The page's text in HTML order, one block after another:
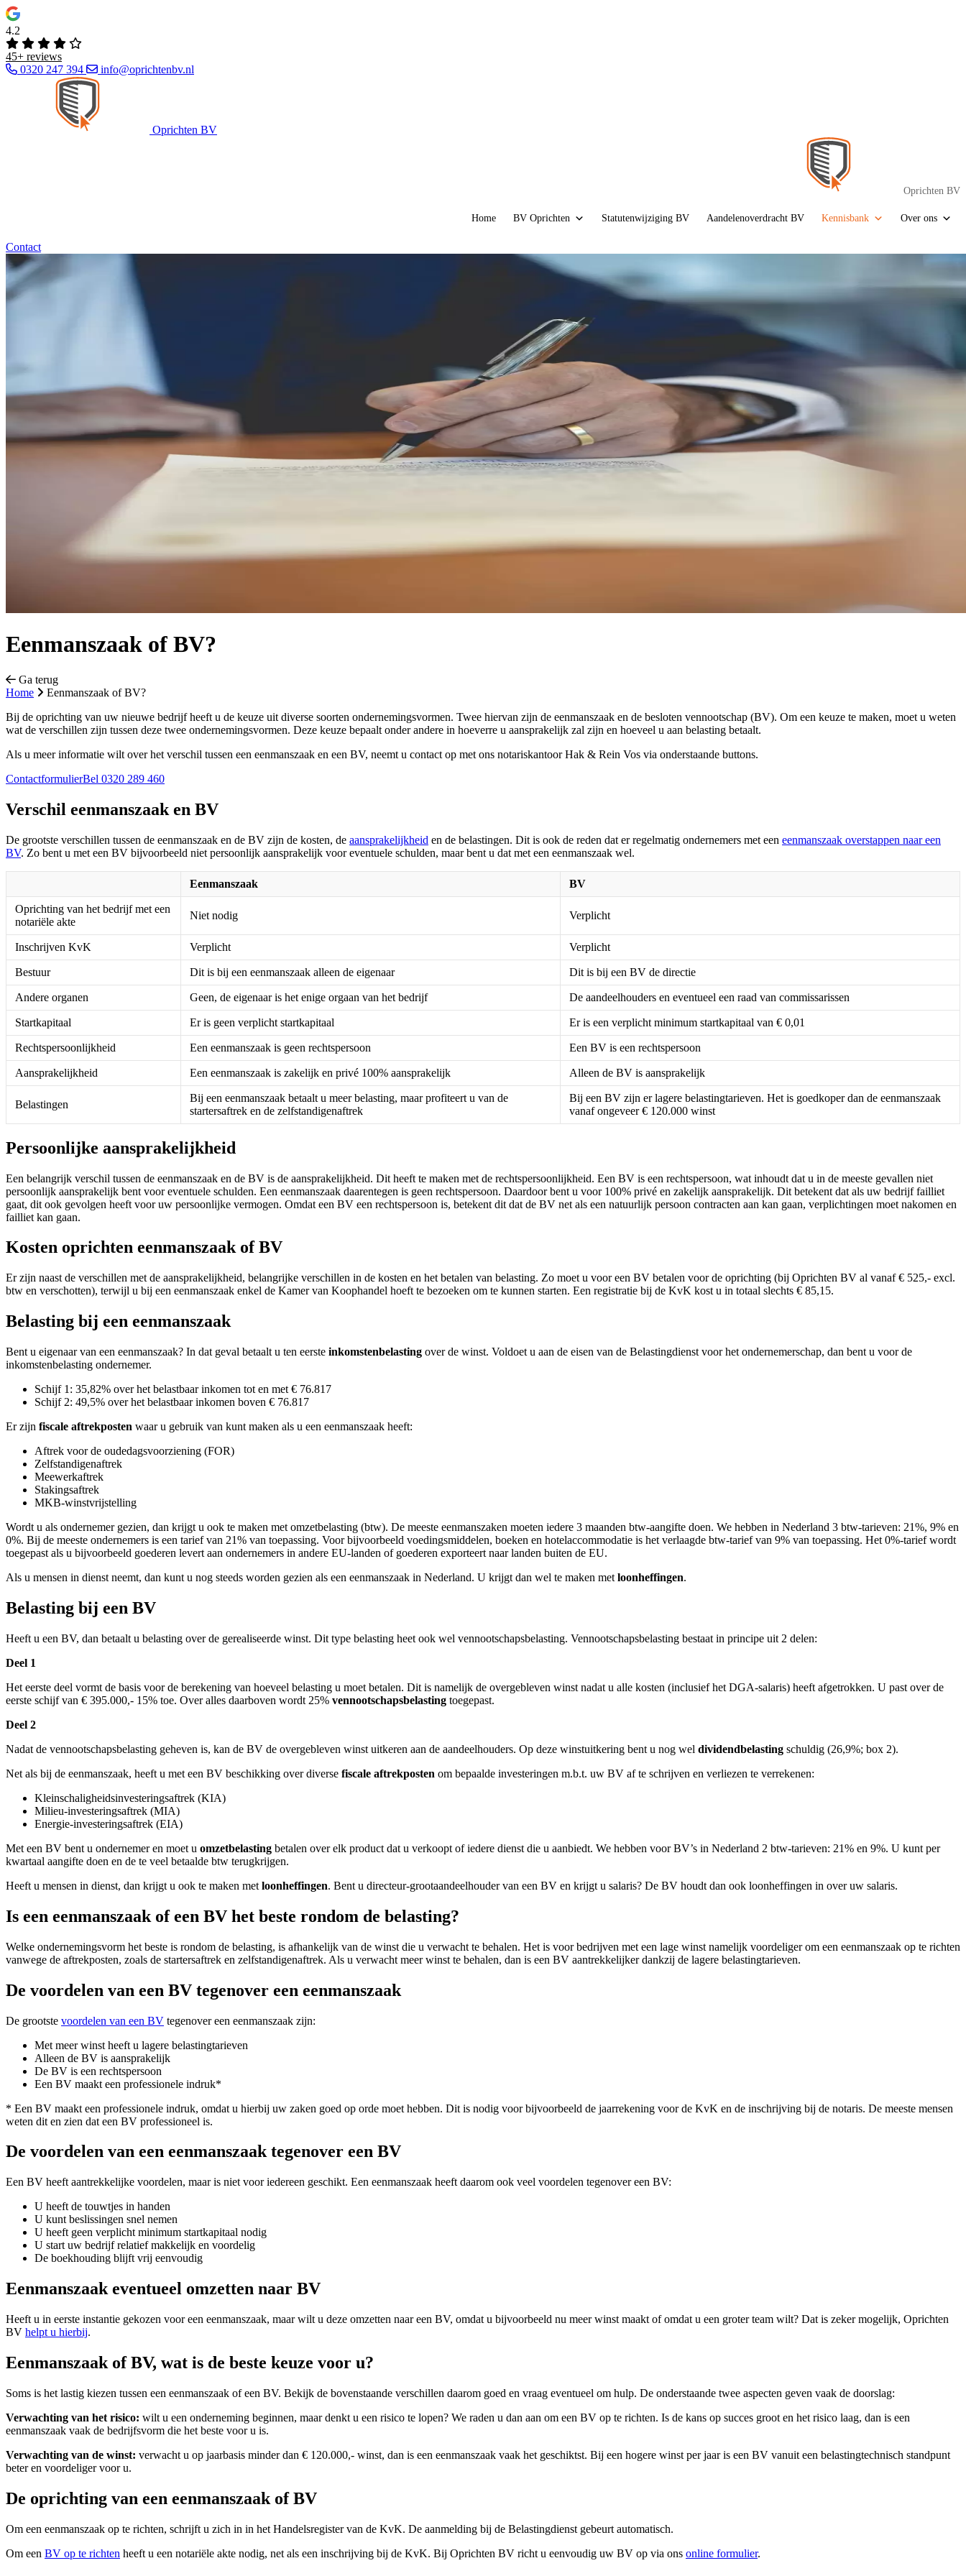
4.2
45+ reviews
0320 247 394
info@oprichtenbv.nl
Oprichten BV
Oprichten BV
Home BV Oprichten Statutenwijziging BV Aandelenoverdracht BV Kennisbank Over ons
Contact
Eenmanszaak of BV?
Ga terug
Home
Eenmanszaak of BV?
Bij de oprichting van uw nieuwe bedrijf heeft u de keuze uit diverse soorten ondernemingsvormen. Twee hiervan zijn de eenmanszaak en de besloten vennootschap (BV). Om een keuze te maken, moet u weten
wat de verschillen zijn tussen deze twee ondernemingsvormen. Deze keuze bepaalt onder andere in hoeverre u aansprakelijk zal zijn en hoeveel u aan belasting betaalt.
Als u meer informatie wilt over het verschil tussen een eenmanszaak en een BV, neemt u contact op met ons notariskantoor Hak & Rein Vos via onderstaande buttons.
ContactformulierBel 0320 289 460
Verschil eenmanszaak en BV
De grootste verschillen tussen de eenmanszaak en de BV zijn de kosten, de aansprakelijkheid en de belastingen. Dit is ook de reden dat er regelmatig ondernemers met een eenmanszaak overstappen naar een
BV. Zo bent u met een BV bijvoorbeeld niet persoonlijk aansprakelijk voor eventuele schulden, maar bent u dat met een eenmanszaak wel.
Eenmanszaak BV
Oprichting van het bedrijf met een
notariële akte
Niet nodig Verplicht
Inschrijven KvK Verplicht Verplicht
Bestuur Dit is bij een eenmanszaak alleen de eigenaar Dit is bij een BV de directie
Andere organen Geen, de eigenaar is het enige orgaan van het bedrijf De aandeelhouders en eventueel een raad van commissarissen
Startkapitaal Er is geen verplicht startkapitaal Er is een verplicht minimum startkapitaal van € 0,01
Rechtspersoonlijkheid Een eenmanszaak is geen rechtspersoon Een BV is een rechtspersoon
Aansprakelijkheid Een eenmanszaak is zakelijk en privé 100% aansprakelijk Alleen de BV is aansprakelijk
Belastingen
Bij een eenmanszaak betaalt u meer belasting, maar profiteert u van de
startersaftrek en de zelfstandigenaftrek
Bij een BV zijn er lagere belastingtarieven. Het is goedkoper dan de eenmanszaak
vanaf ongeveer € 120.000 winst
Persoonlijke aansprakelijkheid
Een belangrijk verschil tussen de eenmanszaak en de BV is de aansprakelijkheid. Dit heeft te maken met de rechtspersoonlijkheid. Een BV is een rechtspersoon, wat inhoudt dat u in de meeste gevallen niet
persoonlijk aansprakelijk bent voor eventuele schulden. Een eenmanszaak daarentegen is geen rechtspersoon. Daardoor bent u voor 100% privé en zakelijk aansprakelijk. Dit betekent dat als uw bedrijf failliet
gaat, dit ook gevolgen heeft voor uw persoonlijke vermogen. Omdat een BV een rechtspersoon is, betekent dit dat de BV net als een natuurlijk persoon contracten aan kan gaan, verplichtingen moet nakomen en
failliet kan gaan.
Kosten oprichten eenmanszaak of BV
Er zijn naast de verschillen met de aansprakelijkheid, belangrijke verschillen in de kosten en het betalen van belasting. Zo moet u voor een BV betalen voor de oprichting (bij Oprichten BV al vanaf € 525,- excl.
btw en verschotten), terwijl u bij een eenmanszaak enkel de Kamer van Koophandel hoeft te bezoeken om te kunnen starten. Een registratie bij de KvK kost u in totaal slechts € 85,15.
Belasting bij een eenmanszaak
Bent u eigenaar van een eenmanszaak? In dat geval betaalt u ten eerste inkomstenbelasting over de winst. Voldoet u aan de eisen van de Belastingdienst voor het ondernemerschap, dan bent u voor de
inkomstenbelasting ondernemer.
Schijf 1: 35,82% over het belastbaar inkomen tot en met € 76.817
Schijf 2: 49,5% over het belastbaar inkomen boven € 76.817
Er zijn fiscale aftrekposten waar u gebruik van kunt maken als u een eenmanszaak heeft:
Aftrek voor de oudedagsvoorziening (FOR)
Zelfstandigenaftrek
Meewerkaftrek
Stakingsaftrek
MKB-winstvrijstelling
Wordt u als ondernemer gezien, dan krijgt u ook te maken met omzetbelasting (btw). De meeste eenmanszaken moeten iedere 3 maanden btw-aangifte doen. We hebben in Nederland 3 btw-tarieven: 21%, 9% en
0%. Bij de meeste ondernemers is een tarief van 21% van toepassing. Voor bijvoorbeeld voedingsmiddelen, boeken en hotelaccommodatie is het verlaagde btw-tarief van 9% van toepassing. Het 0%-tarief wordt
toegepast als u bijvoorbeeld goederen levert aan ondernemers in andere EU-landen of goederen exporteert naar landen buiten de EU.
Als u mensen in dienst neemt, dan kunt u nog steeds worden gezien als een eenmanszaak in Nederland. U krijgt dan wel te maken met loonheffingen.
Belasting bij een BV
Heeft u een BV, dan betaalt u belasting over de gerealiseerde winst. Dit type belasting heet ook wel vennootschapsbelasting. Vennootschapsbelasting bestaat in principe uit 2 delen:
Deel 1
Het eerste deel vormt de basis voor de berekening van hoeveel belasting u moet betalen. Dit is namelijk de overgebleven winst nadat u alle kosten (inclusief het DGA-salaris) heeft afgetrokken. U past over de
eerste schijf van € 395.000,- 15% toe. Over alles daarboven wordt 25% vennootschapsbelasting toegepast.
Deel 2
Nadat de vennootschapsbelasting geheven is, kan de BV de overgebleven winst uitkeren aan de aandeelhouders. Op deze winstuitkering bent u nog wel dividendbelasting schuldig (26,9%; box 2).
Net als bij de eenmanszaak, heeft u met een BV beschikking over diverse fiscale aftrekposten om bepaalde investeringen m.b.t. uw BV af te schrijven en verliezen te verrekenen:
Kleinschaligheidsinvesteringsaftrek (KIA)
Milieu-investeringsaftrek (MIA)
Energie-investeringsaftrek (EIA)
Met een BV bent u ondernemer en moet u omzetbelasting betalen over elk product dat u verkoopt of iedere dienst die u aanbiedt. We hebben voor BV’s in Nederland 2 btw-tarieven: 21% en 9%. U kunt per
kwartaal aangifte doen en de te veel betaalde btw terugkrijgen.
Heeft u mensen in dienst, dan krijgt u ook te maken met loonheffingen. Bent u directeur-grootaandeelhouder van een BV en krijgt u salaris? De BV houdt dan ook loonheffingen in over uw salaris.
Is een eenmanszaak of een BV het beste rondom de belasting?
Welke ondernemingsvorm het beste is rondom de belasting, is afhankelijk van de winst die u verwacht te behalen. Het is voor bedrijven met een lage winst namelijk voordeliger om een eenmanszaak op te richten
vanwege de aftrekposten, zoals de startersaftrek en zelfstandigenaftrek. Als u verwacht meer winst te behalen, dan is een BV aantrekkelijker dankzij de lagere belastingtarieven.
De voordelen van een BV tegenover een eenmanszaak
De grootste voordelen van een BV tegenover een eenmanszaak zijn:
Met meer winst heeft u lagere belastingtarieven
Alleen de BV is aansprakelijk
De BV is een rechtspersoon
Een BV maakt een professionele indruk*
* Een BV maakt een professionele indruk, omdat u hierbij uw zaken goed op orde moet hebben. Dit is nodig voor bijvoorbeeld de jaarrekening voor de KvK en de inschrijving bij de notaris. De meeste mensen
weten dit en zien dat een BV professioneel is.
De voordelen van een eenmanszaak tegenover een BV
Een BV heeft aantrekkelijke voordelen, maar is niet voor iedereen geschikt. Een eenmanszaak heeft daarom ook veel voordelen tegenover een BV:
U heeft de touwtjes in handen
U kunt beslissingen snel nemen
U heeft geen verplicht minimum startkapitaal nodig
U start uw bedrijf relatief makkelijk en voordelig
De boekhouding blijft vrij eenvoudig
Eenmanszaak eventueel omzetten naar BV
Heeft u in eerste instantie gekozen voor een eenmanszaak, maar wilt u deze omzetten naar een BV, omdat u bijvoorbeeld nu meer winst maakt of omdat u een groter team wilt? Dat is zeker mogelijk, Oprichten
BV helpt u hierbij.
Eenmanszaak of BV, wat is de beste keuze voor u?
Soms is het lastig kiezen tussen een eenmanszaak of een BV. Bekijk de bovenstaande verschillen daarom goed en vraag eventueel om hulp. De onderstaande twee aspecten geven vaak de doorslag:
Verwachting van het risico: wilt u een onderneming beginnen, maar denkt u een risico te lopen? We raden u dan aan om een BV op te richten. Is de kans op succes groot en het risico laag, dan is een
eenmanszaak vaak de bedrijfsvorm die het beste voor u is.
Verwachting van de winst: verwacht u op jaarbasis minder dan € 120.000,- winst, dan is een eenmanszaak vaak het geschiktst. Bij een hogere winst per jaar is een BV vanuit een belastingtechnisch standpunt
beter en voordeliger voor u.
De oprichting van een eenmanszaak of BV
Om een eenmanszaak op te richten, schrijft u zich in in het Handelsregister van de KvK. De aanmelding bij de Belastingdienst gebeurt automatisch.
Om een BV op te richten heeft u een notariële akte nodig, net als een inschrijving bij de KvK. Bij Oprichten BV richt u eenvoudig uw BV op via ons online formulier.